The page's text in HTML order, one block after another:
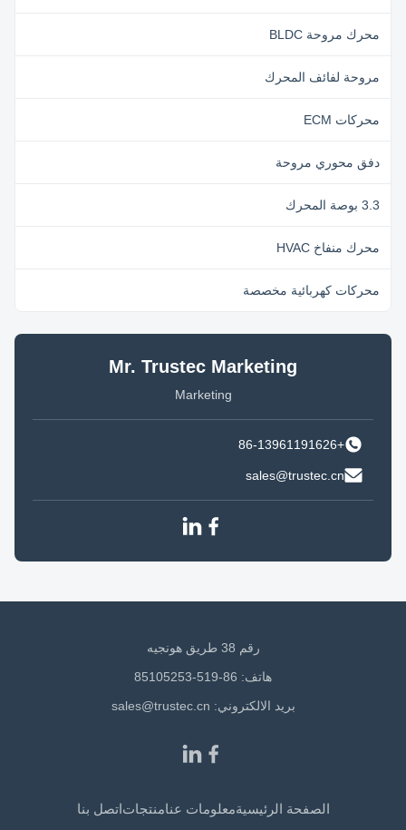
محرك مروحة BLDC
مروحة لفائف المحرك
محركات ECM
دفق محوري مروحة
3.3 بوصة المحرك
محرك منفاخ HVAC
محركات كهربائية مخصصة
Mr. Trustec Marketing
Marketing
+86-13961191626
sales@trustec.cn
رقم 38 طريق هونجيه
هاتف: 86-519-85105253
بريد الالكتروني: sales@trustec.cn
الصفحة الرئيسيةمعلومات عنامنتجاتاتصل بنا